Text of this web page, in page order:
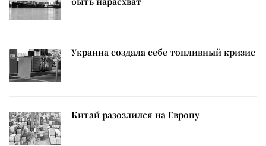
Украина создала себе топливный кризис
Китай разозлился на Европу